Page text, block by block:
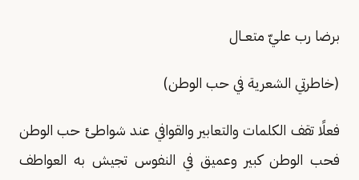
برضا رب عليّ متعــال
(خاطرتي الشعرية في حب الوطن)
فعلًا تقف الكلمات والتعابير والقوافي عند شواطئ حب الوطن
فحب الوطن كبير وعميق في النفوس تجيش به العواطف